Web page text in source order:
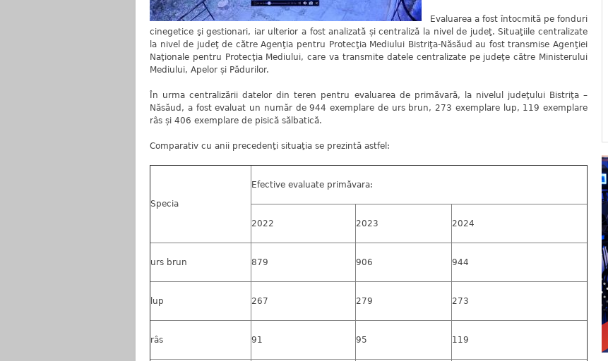
Evaluarea a fost întocmită pe fonduri
cinegetice şi gestionari, iar ulterior a fost analizată și centraliză la nivel de judeţ. Situaţiile centralizate
la nivel de judeţ de către Agenţia pentru Protecţia Mediului Bistriţa-Năsăud au fost transmise Agenţiei
Naţionale pentru Protecţia Mediului, care va transmite datele centralizate pe judeţe către Ministerului
Mediului, Apelor și Pădurilor.
În urma centralizării datelor din teren pentru evaluarea de primăvară, la nivelul judeţului Bistriţa –
Năsăud, a fost evaluat un număr de 944 exemplare de urs brun, 273 exemplare lup, 119 exemplare
râs și 406 exemplare de pisică sălbatică.
Comparativ cu anii precedenţi situaţia se prezintă astfel:
Specia
Efective evaluate primăvara:
2022 2023 2024
urs brun 879 906 944
lup 267 279 273
râs 91 95 119